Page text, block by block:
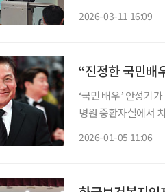
2026-03-11 16:09
“진정한 국민배
‘국민 배우’ 안성기
병원 중환자실에서
2026-01-05 11:06